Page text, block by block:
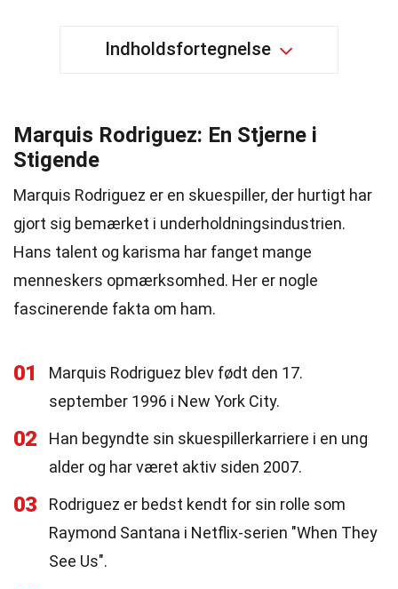
Indholdsfortegnelse
Marquis Rodriguez: En Stjerne i
Stigende
Marquis Rodriguez er en skuespiller, der hurtigt har
gjort sig bemærket i underholdningsindustrien.
Hans talent og karisma har fanget mange
menneskers opmærksomhed. Her er nogle
fascinerende fakta om ham.
01
Marquis Rodriguez blev født den 17.
september 1996 i New York City.
02
Han begyndte sin skuespillerkarriere i en ung
alder og har været aktiv siden 2007.
03
Rodriguez er bedst kendt for sin rolle som
Raymond Santana i Netflix-serien "When They
See Us".